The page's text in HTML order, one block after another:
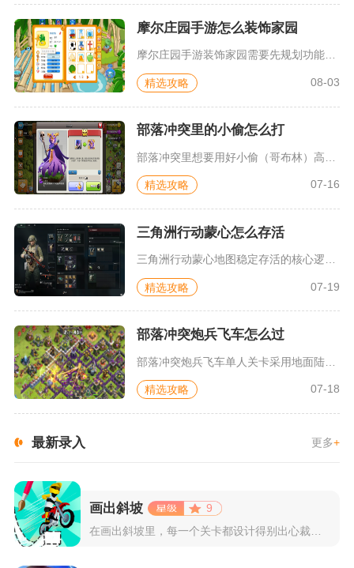
摩尔庄园手游怎么装饰家园
摩尔庄园手游装饰家园需要先规划功能分区、确立统一装修风格，再...
精选攻略 08-03
部落冲突里的小偷怎么打
精选攻略 07-16
三角洲行动蒙心怎么存活
精选攻略 07-19
部落冲突炮兵飞车怎么过
部落冲突炮兵飞车单人关卡采用地面陆军推进思路，合理分配兵种出...
精选攻略 07-18
最新录入 更多+
画出斜坡
9